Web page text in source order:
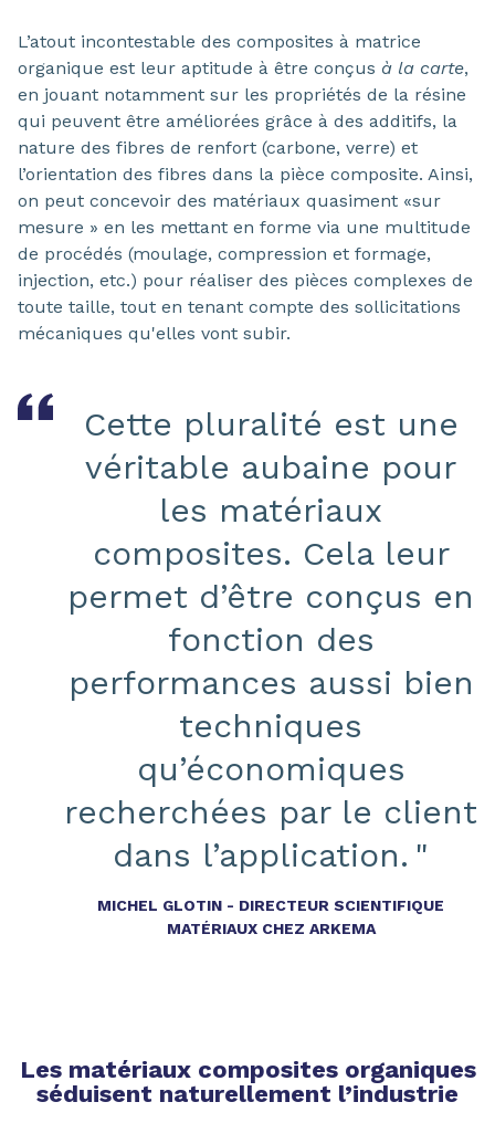
L’atout incontestable des composites à matrice
organique est leur aptitude à être conçus à la carte,
en jouant notamment sur les propriétés de la résine
qui peuvent être améliorées grâce à des additifs, la
nature des fibres de renfort (carbone, verre) et
l’orientation des fibres dans la pièce composite. Ainsi,
on peut concevoir des matériaux quasiment «sur
mesure » en les mettant en forme via une multitude
de procédés (moulage, compression et formage,
injection, etc.) pour réaliser des pièces complexes de
toute taille, tout en tenant compte des sollicitations
mécaniques qu'elles vont subir.
Cette pluralité est une
véritable aubaine pour
les matériaux
composites. Cela leur
permet d’être conçus en
fonction des
performances aussi bien
techniques
qu’économiques
recherchées par le client
dans l’application. "
MICHEL GLOTIN - DIRECTEUR SCIENTIFIQUE
MATÉRIAUX CHEZ ARKEMA
Les matériaux composites organiques
séduisent naturellement l’industrie